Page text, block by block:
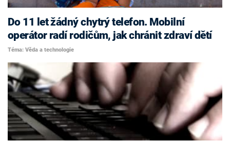
Do 11 let žádný chytrý telefon. Mobilní
operátor radí rodičům, jak chránit zdraví dětí
Téma: Věda a technologie